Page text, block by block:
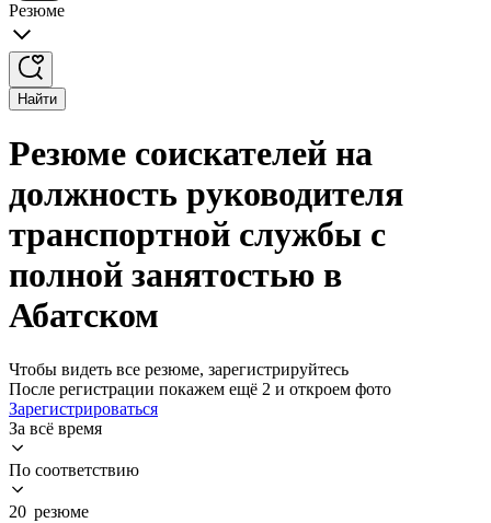
Резюме
Найти
Резюме соискателей на
должность руководителя
транспортной службы с
полной занятостью в
Абатском
Чтобы видеть все резюме, зарегистрируйтесь
После регистрации покажем ещё 2 и откроем фото
Зарегистрироваться
За всё время
По соответствию
20 резюме